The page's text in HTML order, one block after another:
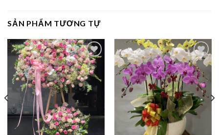
SẢN PHẨM TƯƠNG TỰ